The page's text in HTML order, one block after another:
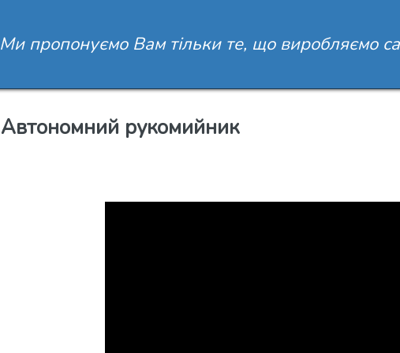
Ми пропонуємо Вам тільки те, що виробляємо
Автономний рукомийник